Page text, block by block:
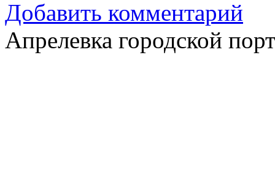
Добавить комментарий
Апрелевка городской